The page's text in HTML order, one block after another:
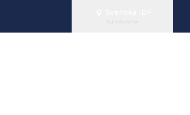
Byt förbund här